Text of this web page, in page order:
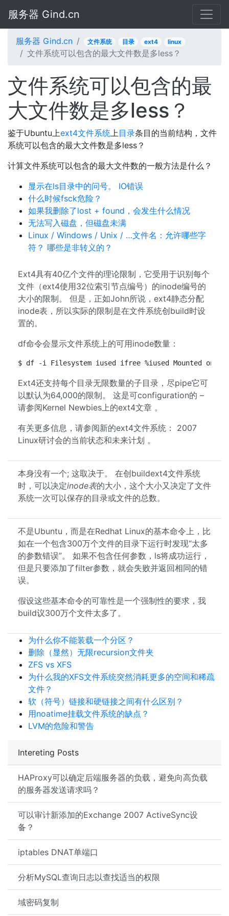
服务器 Gind.cn
服务器 Gind.cn 文件系统 目录 ext4 linux
文件系统可以包含的最大文件数是多less？
Intereting Posts
HAProxy可以确定后端服务器的负载，避免向高负载
的服务器发送请求吗？
可以审计新添加的Exchange 2007 ActiveSync设
备？
iptables DNAT单端口
分析MySQL查询日志以查找适当的权限
域密码复制
文件系统可以包含的最
大文件数是多less？
鉴于Ubuntu上ext4文件系统上目录条目的当前结构，文件
系统可以包含的最大文件数是多less？
计算文件系统可以包含的最大文件数的一般方法是什么？
显示在ls目录中的问号。 IO错误
什么时候fsck危险？
如果我删除了lost + found，会发生什么情况
无法写入磁盘，但磁盘未满
Linux / Windows / Unix / …文件名：允许哪些字
符？ 哪些是非转义的？
Ext4具有40亿个文件的理论限制，它受用于识别每个
文件（ext4使用32位索引节点编号）的inode编号的
大小的限制。 但是，正如John所说，ext4静态分配
inode表，所以实际的限制是在文件系统创build时设
置的。
df命令会显示文件系统上的可用inode数量：
$ df -i Filesystem iused ifree %iused Mounted on /
Ext4还支持每个目录无限数量的子目录，尽pipe它可
以默认为64,000的限制。 这是可configuration的 –
请参阅Kernel Newbies上的ext4文章 。
有关更多信息，请参阅新的ext4文件系统： 2007
Linux研讨会的当前状态和未来计划 。
本身没有一个; 这取决于。 在创buildext4文件系统
时，可以决定inode表的大小，这个大小又决定了文件
系统一次可以保存的目录或文件的总数。
不是Ubuntu，而是在Redhat Linux的基本命令上，比
如在一个包含300万个文件的目录下运行时发现“太多
的参数错误”。 如果不包含任何参数，ls将成功运行，
但是只要添加了filter参数，就会失败并返回相同的错
误。
假设这些基本命令的可靠性是一个强制性的要求，我
build议300万个文件太多了。
为什么你不能装载一个分区？
删除（显然）无限recursion文件夹
ZFS vs XFS
为什么我的XFS文件系统突然消耗更多的空间和稀疏
文件？
软（符号）链接和硬链接之间有什么区别？
用noatime挂载文件系统的缺点？
LVM的危险和警告